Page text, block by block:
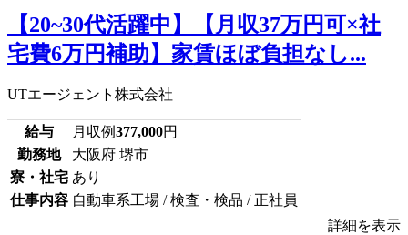
【20~30代活躍中】【月収37万円可×社
宅費6万円補助】家賃ほぼ負担なし...
UTエージェント株式会社
給与 月収例377,000円
勤務地
大阪府 堺市
寮・社宅 あり
仕事内容 自動車系工場 / 検査・検品 / 正社員
詳細を表示